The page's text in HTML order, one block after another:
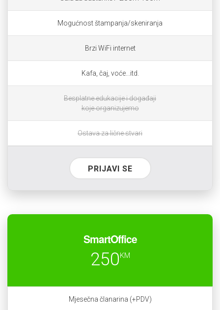
Mogućnost štampanja/skeniranja
Brzi WiFi internet
Kafa, čaj, voće...itd.
Besplatne edukacije i događaji
koje organizujemo
Ostava za lične stvari
PRIJAVI SE
SmartOffice
250KM
Mjesečna članarina (+PDV)